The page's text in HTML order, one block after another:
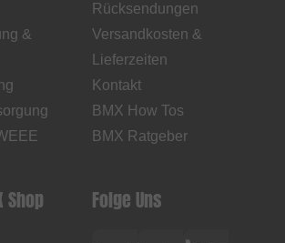
&
Rücksendungen
Versandkosten &
Lieferzeiten
Kontakt
BMX How Tos
BMX Ratgeber
Folge Uns